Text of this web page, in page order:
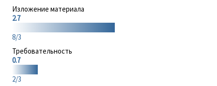
Изложение материала
2.7
8/3
Требовательность
0.7
2/3